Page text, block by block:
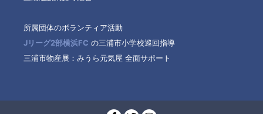
所属団体のボランティア活動
Jリーグ2部横浜FC の三浦市小学校巡回指導
三浦市物産展：みうら元気屋 全面サポート